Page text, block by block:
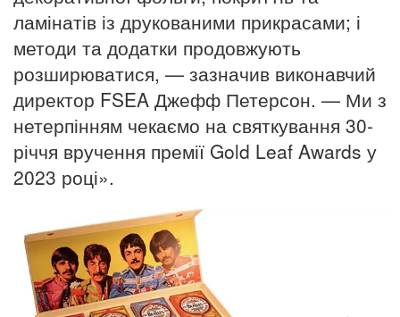
ламінатів із друкованими прикрасами; і
методи та додатки продовжують
розширюватися, — зазначив виконавчий
директор FSEA Джефф Петерсон. — Ми з
нетерпінням чекаємо на святкування 30-
річчя вручення премії Gold Leaf Awards у
2023 році».